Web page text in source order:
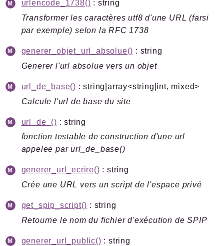
Documentation générée le 06 08 2026 à 08h00
urlencode_1738() : string
Transformer les caractères utf8 d'une URL (farsi
par exemple) selon la RFC 1738
generer_objet_url_absolue() : string
Generer l'url absolue vers un objet
url_de_base() : string|array<string|int, mixed>
Calcule l'url de base du site
url_de_() : string
fonction testable de construction d'une url
appelee par url_de_base()
generer_url_ecrire() : string
Crée une URL vers un script de l'espace privé
get_spip_script() : string
Retourne le nom du fichier d'exécution de SPIP
generer_url_public() : string